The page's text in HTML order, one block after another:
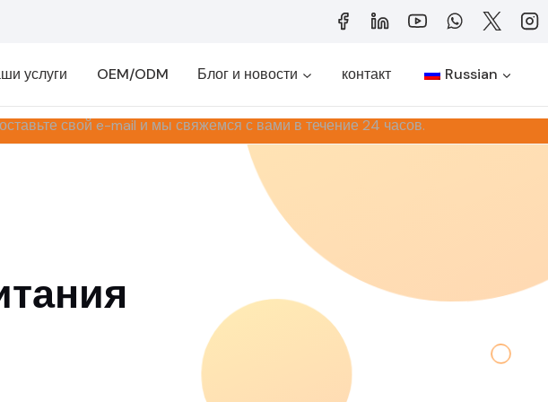
услуги OEM/ODM Блог и новости контакт Russian
свой e-mail и мы свяжемся с вами в течение 24 часов.